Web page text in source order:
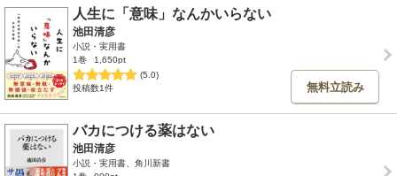
人生に「意味」なんかいらない
池田清彦
小説・実用書
1巻
1,650pt
(5.0)
投稿数1件
無料立読み
バカにつける薬はない
池田清彦
小説・実用書、角川新書